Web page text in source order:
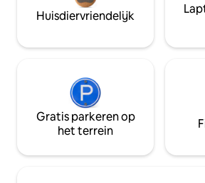
Huisdiervriendelijk
Gratis parkeren op
het terrein